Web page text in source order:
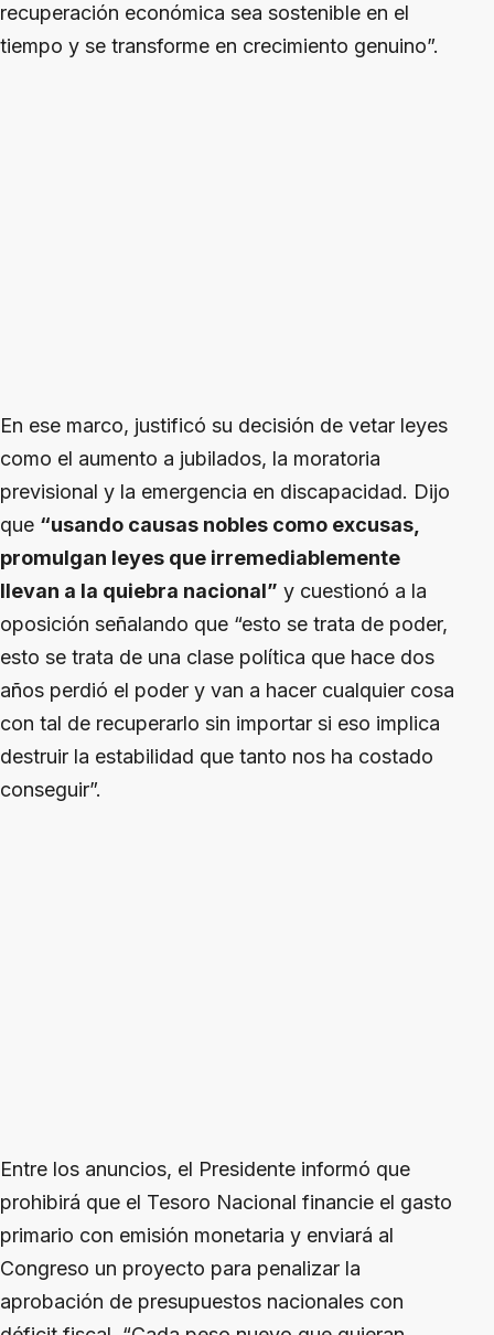
recuperación económica sea sostenible en el
tiempo y se transforme en crecimiento genuino”.
En ese marco, justificó su decisión de vetar leyes
como el aumento a jubilados, la moratoria
previsional y la emergencia en discapacidad. Dijo
que “usando causas nobles como excusas,
promulgan leyes que irremediablemente
llevan a la quiebra nacional” y cuestionó a la
oposición señalando que “esto se trata de poder,
esto se trata de una clase política que hace dos
años perdió el poder y van a hacer cualquier cosa
con tal de recuperarlo sin importar si eso implica
destruir la estabilidad que tanto nos ha costado
conseguir”.
Entre los anuncios, el Presidente informó que
prohibirá que el Tesoro Nacional financie el gasto
primario con emisión monetaria y enviará al
Congreso un proyecto para penalizar la
aprobación de presupuestos nacionales con